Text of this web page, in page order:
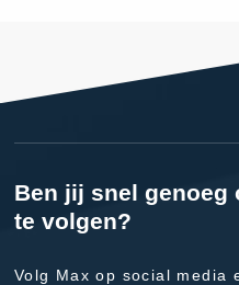
Ben jij snel genoeg
te volgen?
Volg Max op social media